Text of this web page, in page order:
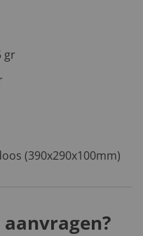
gr
(390x290x100mm)